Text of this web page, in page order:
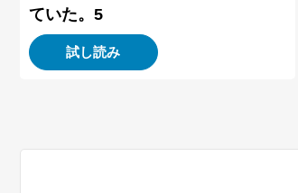
ていた。5
試し読み